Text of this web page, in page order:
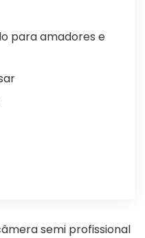
para amadores e
semi profissional